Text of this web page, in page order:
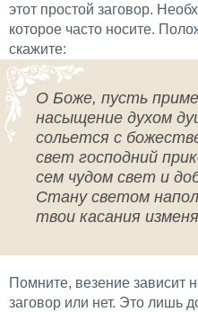
этот простой заговор.
которое часто носите.
скажите:
О Боже, пусть
насыщение духом
сольется с
свет господний
сем чудом свет и
Стану светом
твои касания
Помните, везение зависит
заговор или нет. Это лишь